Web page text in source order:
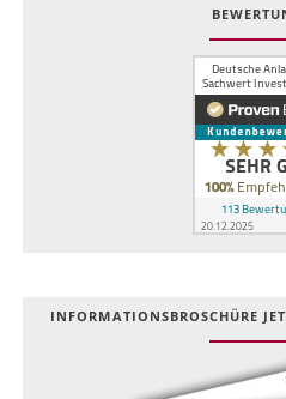
INFOR­MATIONS­BROSCHÜRE